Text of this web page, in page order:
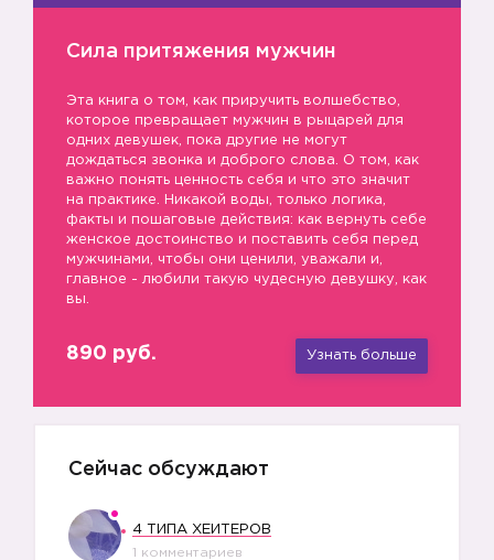
Сила притяжения мужчин
Эта книга о том, как приручить волшебство,
которое превращает мужчин в рыцарей для
одних девушек, пока другие не могут
дождаться звонка и доброго слова. О том, как
важно понять ценность себя и что это значит
на практике. Никакой воды, только логика,
факты и пошаговые действия: как вернуть себе
женское достоинство и поставить себя перед
мужчинами, чтобы они ценили, уважали и,
главное - любили такую чудесную девушку, как
вы.
890 руб. Узнать больше
Сейчас обсуждают
4 ТИПА ХЕЙТЕРОВ
1 комментариев